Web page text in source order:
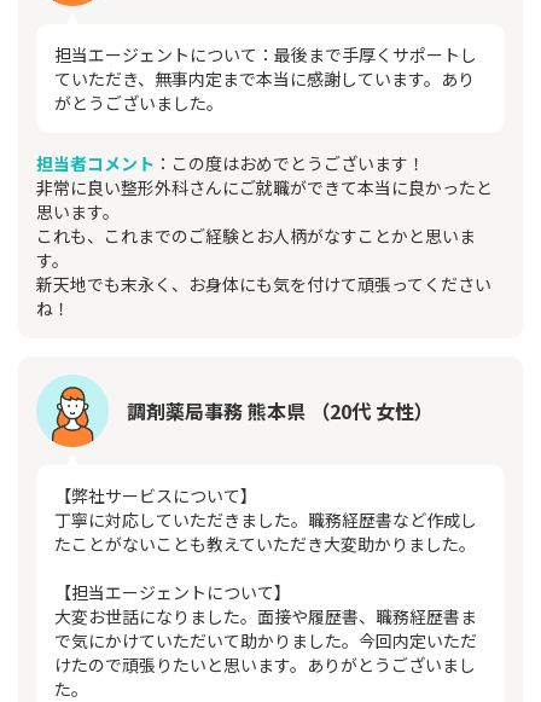
担当エージェントについて：最後まで手厚くサポートし
ていただき、無事内定まで本当に感謝しています。あり
がとうございました。
担当者コメント ：この度はおめでとうございます！
非常に良い整形外科さんにご就職ができて本当に良かったと
思います。
これも、これまでのご経験とお人柄がなすことかと思いま
す。
新天地でも末永く、お身体にも気を付けて頑張ってください
ね！
調剤薬局事務 熊本県 （20代 女性）
【弊社サービスについて】
丁寧に対応していただきました。職務経歴書など作成し
たことがないことも教えていただき大変助かりました。
【担当エージェントについて】
大変お世話になりました。面接や履歴書、職務経歴書ま
で気にかけていただいて助かりました。今回内定いただ
けたので頑張りたいと思います。ありがとうございまし
た。